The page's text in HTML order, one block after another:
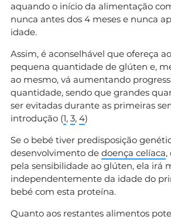
aquando o início da alimentação
nunca antes dos 4 meses e nunca
idade.
Assim, é aconselhável que ofereça
pequena quantidade de glúten e,
ao mesmo, vá aumentando
quantidade, sendo que grandes
ser evitadas durante as primeiras
introdução (1, 3, 4)
Se o bebé tiver predisposição
desenvolvimento de doença celíaca,
pela sensibilidade ao glúten, ela irá
independentemente da idade do
bebé com esta proteína.
Quanto aos restantes alimentos